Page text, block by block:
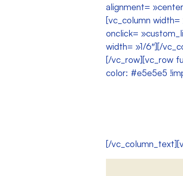
alignment=
[vc_column width=
onclick=
width= »1/6″][/
[/vc_row][vc_row
color: #e5e5e5
[/